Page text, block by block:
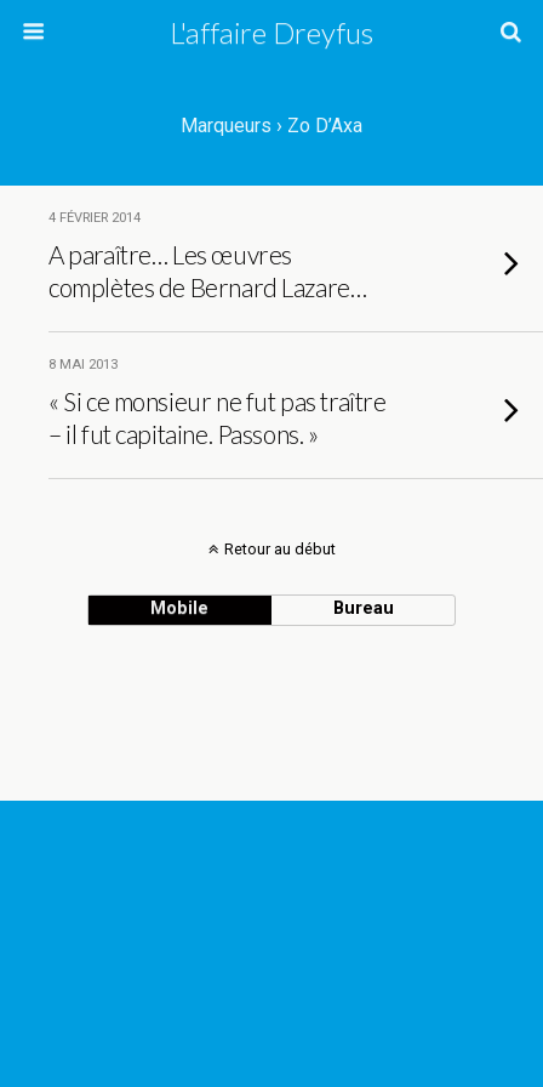
L'affaire Dreyfus
Marqueurs › Zo D’Axa
4 FÉVRIER 2014
A paraître… Les œuvres
complètes de Bernard Lazare…
8 MAI 2013
« Si ce monsieur ne fut pas traître
– il fut capitaine. Passons. »
Retour au début
Mobile Bureau